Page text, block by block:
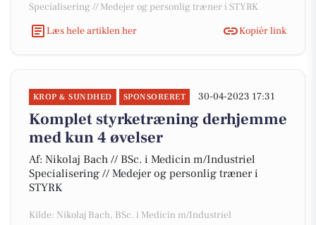
Specialisering // Medejer og personlig træner i STYRK
Læs hele artiklen her
Kopiér link
KROP & SUNDHED SPONSORERET 30-04-2023 17:31
Komplet styrketræning derhjemme
med kun 4 øvelser
Af: Nikolaj Bach // BSc. i Medicin m/Industriel
Specialisering // Medejer og personlig træner i
STYRK
Kilde: Nikolaj Bach, BSc. i Medicin m/Industriel